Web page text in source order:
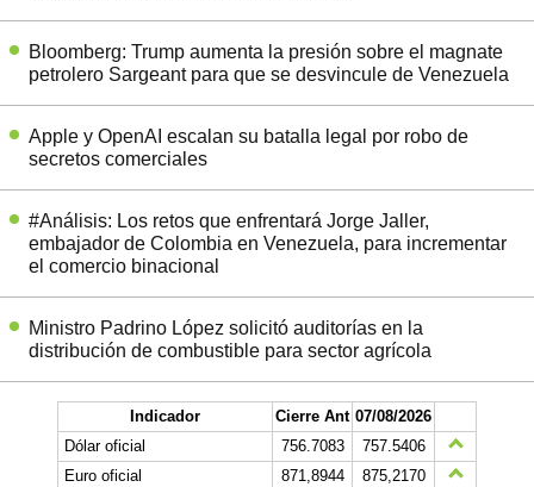
Bloomberg: Trump aumenta la presión sobre el magnate
petrolero Sargeant para que se desvincule de Venezuela
Apple y OpenAI escalan su batalla legal por robo de
secretos comerciales
#Análisis: Los retos que enfrentará Jorge Jaller,
embajador de Colombia en Venezuela, para incrementar
el comercio binacional
Ministro Padrino López solicitó auditorías en la
distribución de combustible para sector agrícola
Indicador Cierre Ant 07/08/2026
Dólar oficial
756.7083
757.5406
Euro oficial
871,8944 875,2170